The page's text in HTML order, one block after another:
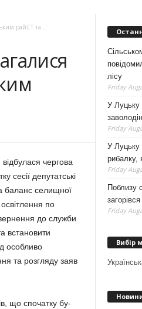
райСТ та...
чер­гова
сесії депу­татські
баланс селищної
по
до служби
вста­новити
особ­ливо
та розг­ля­ду заяв
що спо­чатку бу­
лісу
Friday
У Луцьку
Friday
У Луцьку
рибалку,
Friday
Поблизу
Friday
Вибір